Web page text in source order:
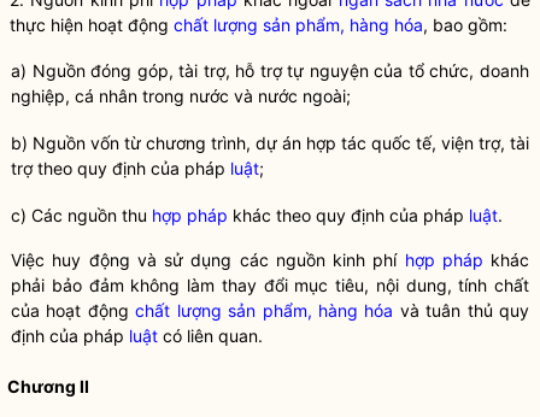
thực hiện hoạt động chất lượng sản phẩm, hàng hóa, bao gồm:
a) Nguồn đóng góp, tài trợ, hỗ trợ tự nguyện của tổ chức, doanh
nghiệp, cá nhân trong nước và nước ngoài;
b) Nguồn vốn từ chương trình, dự án hợp tác quốc tế, viện trợ, tài
trợ theo quy định của pháp luật;
c) Các nguồn thu hợp pháp khác theo quy định của pháp luật.
Việc huy động và sử dụng các nguồn kinh phí hợp pháp khác
phải bảo đảm không làm thay đổi mục tiêu, nội dung, tính chất
của hoạt độngchất lượng sản phẩm, hàng hóa và tuân thủ quy
định của pháp luật có liên quan.
Chương II